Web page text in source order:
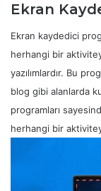
Ekran
Ekran kaydedici
herhangi bir
yazılımlardır. Bu
blog gibi alanlarda
programları
herhangi bir